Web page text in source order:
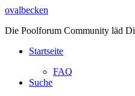
ovalbecken
Die Poolforum Community läd
Startseite
FAQ
Suche